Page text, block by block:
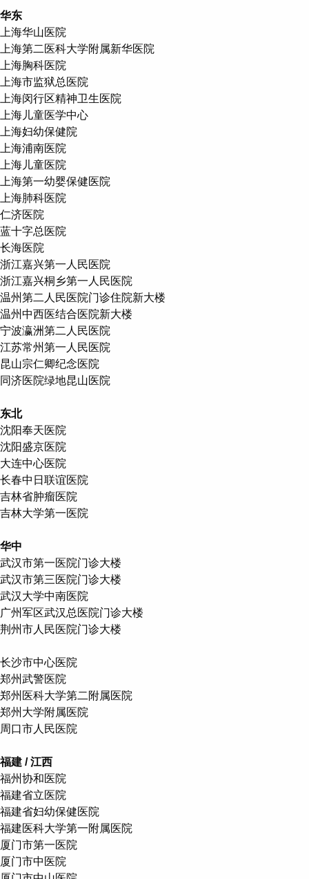
华东
上海华山医院
上海第二医科大学附属新华医院
上海胸科医院
上海市监狱总医院
上海闵行区精神卫生医院
上海儿童医学中心
上海妇幼保健院
上海浦南医院
上海儿童医院
上海第一幼婴保健医院
上海肺科医院
仁济医院
蓝十字总医院
长海医院
浙江嘉兴第一人民医院
浙江嘉兴桐乡第一人民医院
温州第二人民医院门诊住院新大楼
温州中西医结合医院新大楼
宁波瀛洲第二人民医院
江苏常州第一人民医院
昆山宗仁卿纪念医院
同济医院绿地昆山医院
东北
沈阳奉天医院
沈阳盛京医院
大连中心医院
长春中日联谊医院
吉林省肿瘤医院
吉林大学第一医院
华中
武汉市第一医院门诊大楼
武汉市第三医院门诊大楼
武汉大学中南医院
广州军区武汉总医院门诊大楼
荆州市人民医院门诊大楼
长沙市中心医院
郑州武警医院
郑州医科大学第二附属医院
郑州大学附属医院
周口市人民医院
福建 / 江西
福州协和医院
福建省立医院
福建省妇幼保健医院
福建医科大学第一附属医院
厦门市第一医院
厦门市中医院